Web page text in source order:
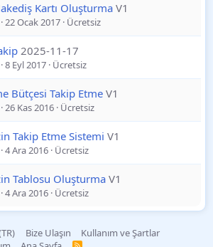
Kartı Oluşturma V1
22 Ocak 2017 Ücretsiz
2025-11-17
8 Eyl 2017 Ücretsiz
Bütçesi Takip EtmeV1
26 Kas 2016 Ücretsiz
Takip Etme Sistemi V1
4 Ara 2016 Ücretsiz
Tablosu Oluşturma V1
4 Ara 2016 Ücretsiz
Bize Ulaşın
Kullanım ve Şartlar
R